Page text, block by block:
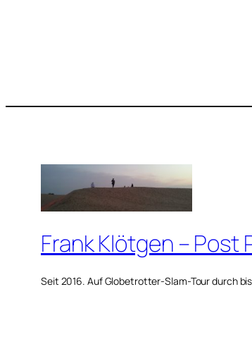
Frank Klötgen –
Seit 2016. Auf Globetrotter-Slam-Tour durch